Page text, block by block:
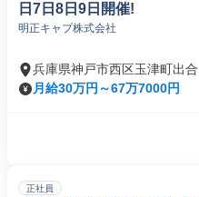
日7日8日9日開催!
明正キャブ株式会社
兵庫県神戸市西区玉津町出合
月給30万円～67万7000円
正社員